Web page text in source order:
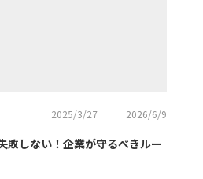
2025/3/27 2026/6/9
敗しない！企業が守るべきルー